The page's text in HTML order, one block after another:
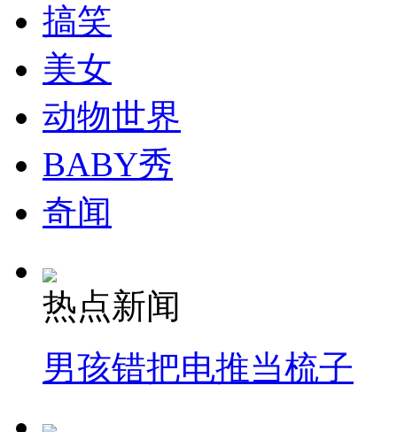
搞笑
美女
动物世界
BABY秀
奇闻
热点新闻
男孩错把电推当梳子